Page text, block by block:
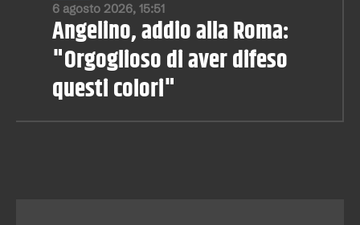
6 agosto 2026, 15:51
Angelino, addio alla Roma:
"Orgoglioso di aver difeso
questi colori"